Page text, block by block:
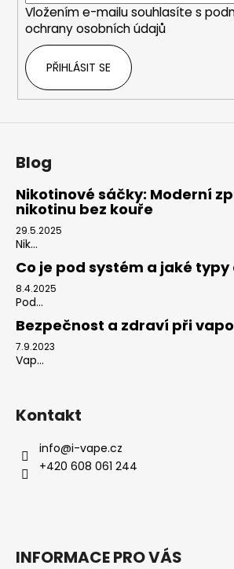
Vložením e-mailu souhlasíte s
ochrany osobních údajů
PŘIHLÁSIT SE
Blog
Nikotinové sáčky: Moderní
nikotinu bez kouře
29.5.2025
Nik...
Co je pod systém a jaké
8.4.2025
Pod...
Bezpečnost a zdraví při
7.9.2023
Vap...
Kontakt
info@i-vape.cz
+420 608 061 244
INFORMACE PRO VÁS